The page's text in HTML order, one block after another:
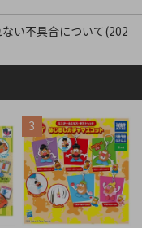
い不具合について(202
3